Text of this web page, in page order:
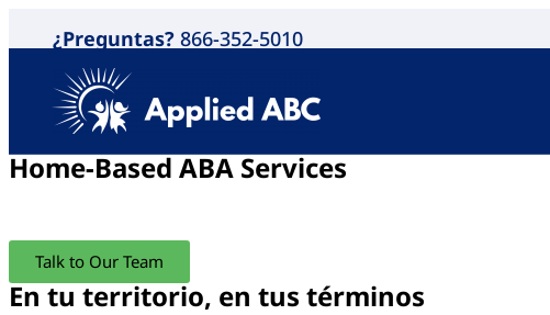
¿Preguntas? 866-352-5010
Home-Based ABA Services ​
Talk to Our Team
En tu territorio, en tus términos